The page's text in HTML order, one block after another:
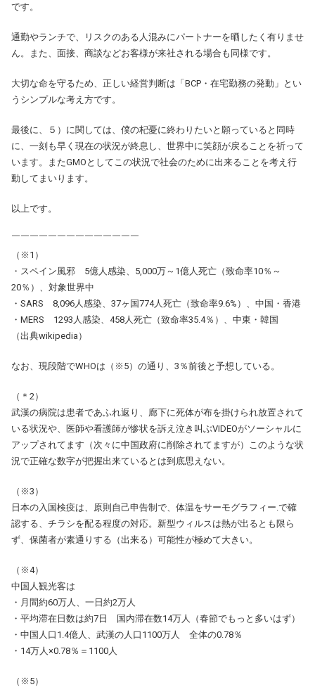
です。
通勤やランチで、リスクのある人混みにパートナーを晒したく有りませ
ん。また、面接、商談などお客様が来社される場合も同様です。
大切な命を守るため、正しい経営判断は「BCP・在宅勤務の発動」とい
うシンプルな考え方です。
最後に、５）に関しては、僕の杞憂に終わりたいと願っていると同時
に、一刻も早く現在の状況が終息し、世界中に笑顔が戻ることを祈って
います。またGMOとしてこの状況で社会のために出来ることを考え行
動してまいります。
以上です。
￣￣￣￣￣￣￣￣￣￣￣￣￣￣
（※1）
・スペイン風邪 5億人感染、5,000万～1億人死亡（致命率10％～
20％）、対象世界中
・SARS 8,096人感染、37ヶ国774人死亡（致命率9.6%）、中国・香港
・MERS 1293人感染、458人死亡（致命率35.4％）、中東・韓国
（出典wikipedia）
なお、現段階でWHOは（※5）の通り、3％前後と予想している。
（＊2）
武漢の病院は患者であふれ返り、廊下に死体が布を掛けられ放置されて
いる状況や、医師や看護師が惨状を訴え泣き叫ぶVIDEOがソーシャルに
アップされてます（次々に中国政府に削除されてますが）このような状
況で正確な数字が把握出来ているとは到底思えない。
（※3）
日本の入国検疫は、原則自己申告制で、体温をサーモグラフィー.で確
認する、チラシを配る程度の対応。新型ウィルスは熱が出るとも限ら
ず、保菌者が素通りする（出来る）可能性が極めて大きい。
（※4）
中国人観光客は
・月間約60万人、一日約2万人
・平均滞在日数は約7日 国内滞在数14万人（春節でもっと多いはず）
・中国人口1.4億人、武漢の人口1100万人 全体の0.78％
・14万人×0.78％＝1100人
（※5）